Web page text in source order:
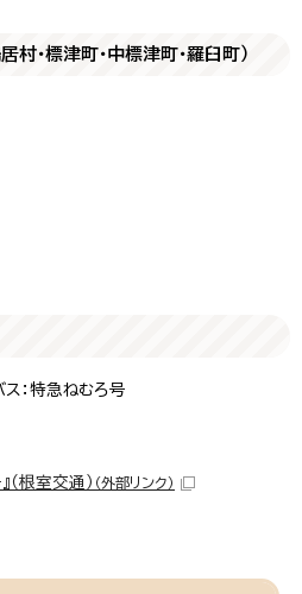
村・標津町・中標津町・羅臼町）
：特急ねむろ号
（根室交通） （外部リンク）